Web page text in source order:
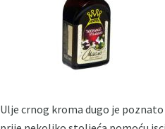
Ulje crnog kroma dugo je